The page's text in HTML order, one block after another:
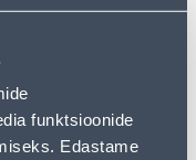
funktsioonide
Edastame
kõrgusega 13 cm.